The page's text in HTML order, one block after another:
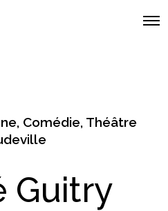
O
, Comédie, Théâtre
Guitry